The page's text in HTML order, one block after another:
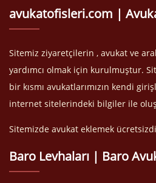
avukatofisleri.com |
Sitemiz ziyaretçilerin , avukat ve
yardımcı olmak için kurulmuştur.
bir kısmı avukatlarımızın kendi
internet sitelerindeki bilgiler ile
Sitemizde avukat eklemek
Baro Levhaları | Baro